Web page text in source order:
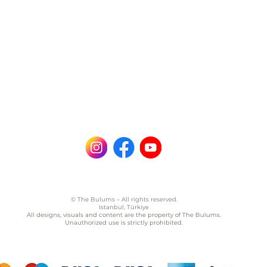
© The Bulums – All rights reserved.
Istanbul, Türkiye
All designs, visuals and content are the property of The Bulums.
Unauthorized use is strictly prohibited.